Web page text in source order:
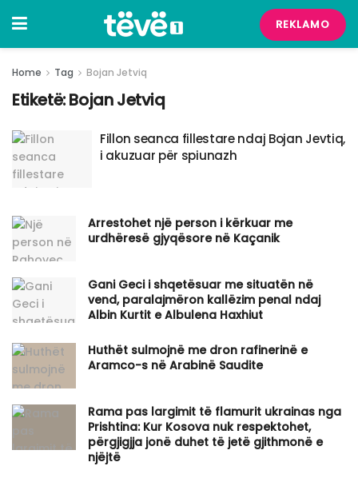
REKLAMO
Home Tag Bojan Jetviq
Etiketë:Bojan Jetviq
Fillon seanca fillestare ndaj Bojan Jevtiq,
i akuzuar për spiunazh
Arrestohet një person i kërkuar me
urdhëresë gjyqësore në Kaçanik
Gani Geci i shqetësuar me situatën në
vend, paralajmëron kallëzim penal ndaj
Albin Kurtit e Albulena Haxhiut
Huthët sulmojnë me dron rafinerinë e
Aramco-s në Arabinë Saudite
Rama pas largimit të flamurit ukrainas nga
Prishtina: Kur Kosova nuk respektohet,
përgjigjja jonë duhet të jetë gjithmonë e
njëjtë